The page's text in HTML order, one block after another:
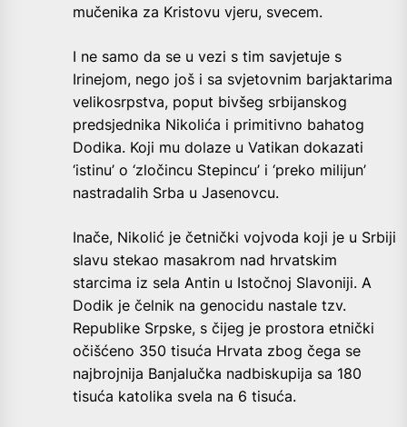
mučenika za Kristovu vjeru, svecem.
I ne samo da se u vezi s tim savjetuje s
Irinejom, nego još i sa svjetovnim barjaktarima
velikosrpstva, poput bivšeg srbijanskog
predsjednika Nikolića i primitivno bahatog
Dodika. Koji mu dolaze u Vatikan dokazati
‘istinu’ o ‘zločincu Stepincu’ i ‘preko milijun’
nastradalih Srba u Jasenovcu.
Inače, Nikolić je četnički vojvoda koji je u Srbiji
slavu stekao masakrom nad hrvatskim
starcima iz sela Antin u Istočnoj Slavoniji. A
Dodik je čelnik na genocidu nastale tzv.
Republike Srpske, s čijeg je prostora etnički
očišćeno 350 tisuća Hrvata zbog čega se
najbrojnija Banjalučka nadbiskupija sa 180
tisuća katolika svela na 6 tisuća.